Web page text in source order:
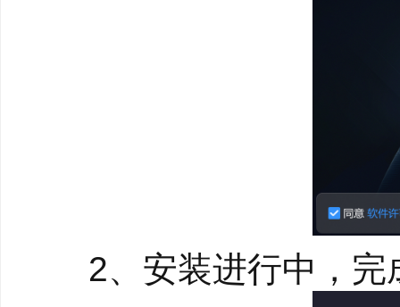
360游戏大厅亮点
2、安装进行中，完